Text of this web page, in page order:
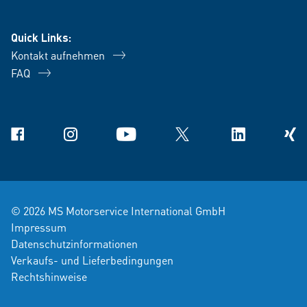
Quick Links:
Kontakt aufnehmen
FAQ
Facebook Instagram YouTube X Linkedin Xing
© 2026 MS Motorservice International GmbH
Impressum
Datenschutzinformationen
Verkaufs- und Lieferbedingungen
Rechtshinweise